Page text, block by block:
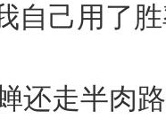
自己用了
还走半肉